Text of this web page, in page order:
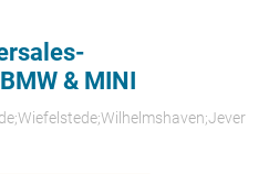
& MINI